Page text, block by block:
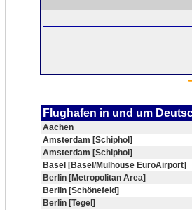
Flughafen in und um
Aachen
Amsterdam [Schiphol]
Amsterdam [Schiphol]
Basel [Basel/Mulhouse EuroAirport]
Berlin [Metropolitan Area]
Berlin [Schönefeld]
Berlin [Tegel]